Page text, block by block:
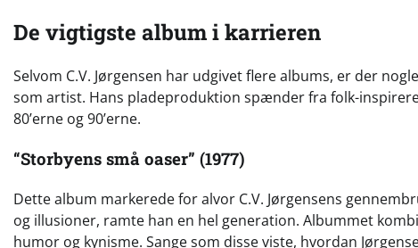
De vigtigste album i karrieren
Selvom C.V. Jørgensen har udgivet flere albums, er der
som artist. Hans pladeproduktion spænder fra folk-
80’erne og 90’erne.
“Storbyens små oaser” (1977)
Dette album markerede for alvor C.V. Jørgensens
og illusioner, ramte han en hel generation. Albummet
humor og kynisme. Sange som disse viste, hvordan